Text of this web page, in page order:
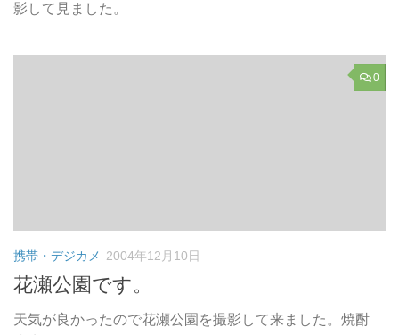
影して見ました。
0
携帯・デジカメ 2004年12月10日
花瀬公園です。
天気が良かったので花瀬公園を撮影して来ました。焼酎